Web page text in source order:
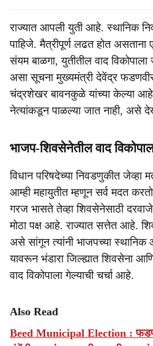
राज्यात आपली युती आहे. स्थानिक
पाहिजे. मैत्रीपूर्ण लढत होत
संयम बाळगा, युतीतील वाद विकोपाला
असा सूचना मुख्यमंत्री देवेंद्र
चंद्रशेखर बावनकुळे यांच्या केल्या
नेत्यांकडून पाळल्या जात नाही, असे
भाजप-शिवसेनेतील वाद
विधान परिषदेच्या निवडणुकीत जेव्हा
आम्ही महायुतीत म्हणून सर्व मदत
गरज भासते तेव्हा शिवसेनेसाठी
मोठा पक्ष आहे. राज्यात सत्तेत आहे.
असे सांगून त्यांनी भाजपच्या स्थानिक
यावरून भंडारा जिल्ह्यात शिवसेना
वाद विकोपाला गेल्याची चर्चा आहे.
Also Read
Beed Municipal Election :